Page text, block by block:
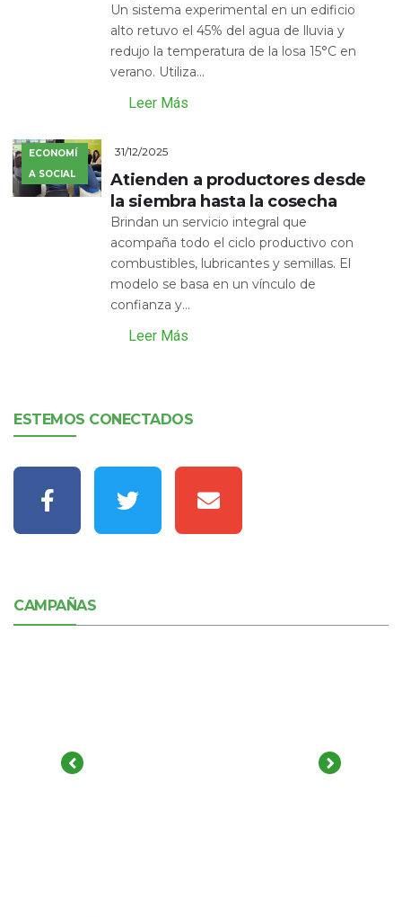
Un sistema experimental en un edificio
alto retuvo el 45% del agua de lluvia y
redujo la temperatura de la losa 15°C en
verano. Utiliza...
Leer Más
ECONOMÍ
A SOCIAL
31/12/2025
Atienden a productores desde
la siembra hasta la cosecha
Brindan un servicio integral que
acompaña todo el ciclo productivo con
combustibles, lubricantes y semillas. El
modelo se basa en un vínculo de
confianza y...
Leer Más
ESTEMOS CONECTADOS
CAMPAÑAS